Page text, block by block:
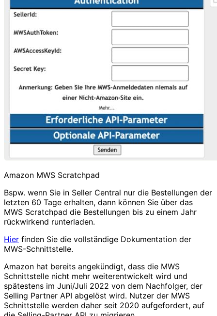
Amazon MWS Scratchpad
Bspw. wenn Sie in Seller Central nur die Bestellungen der
letzten 60 Tage erhalten, dann können Sie über das
MWS Scratchpad die Bestellungen bis zu einem Jahr
rückwirkend runterladen.
Hier finden Sie die vollständige Dokumentation der
MWS-Schnittstelle.
Amazon hat bereits angekündigt, dass die MWS
Schnittstelle nicht mehr weiterentwickelt wird und
spätestens im Juni/Juli 2022 von dem Nachfolger, der
Selling Partner API abgelöst wird. Nutzer der MWS
Schnittstelle werden daher seit 2020 aufgefordert, auf